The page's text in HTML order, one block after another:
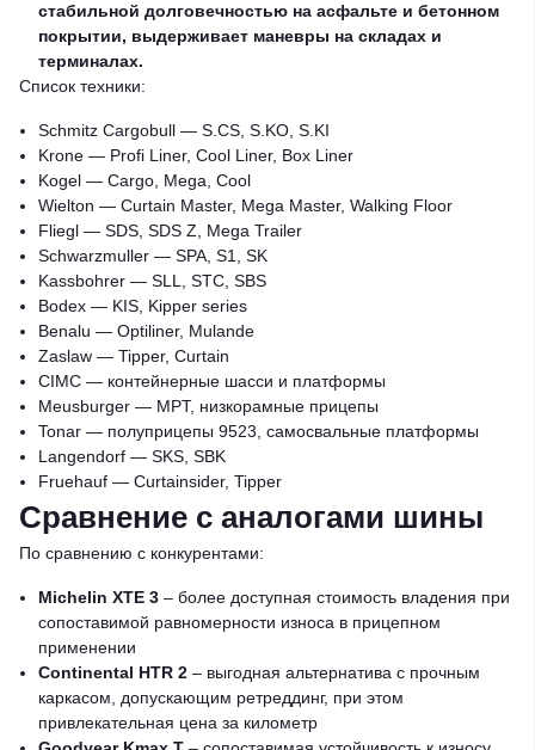
стабильной долговечностью на асфальте и бетонном
покрытии, выдерживает маневры на складах и
терминалах.
Список техники:
Schmitz Cargobull — S.CS, S.KO, S.KI
Krone — Profi Liner, Cool Liner, Box Liner
Kogel — Cargo, Mega, Cool
Wielton — Curtain Master, Mega Master, Walking Floor
Fliegl — SDS, SDS Z, Mega Trailer
Schwarzmuller — SPA, S1, SK
Kassbohrer — SLL, STC, SBS
Bodex — KIS, Kipper series
Benalu — Optiliner, Mulande
Zaslaw — Tipper, Curtain
CIMC — контейнерные шасси и платформы
Meusburger — MPT, низкорамные прицепы
Tonar — полуприцепы 9523, самосвальные платформы
Langendorf — SKS, SBK
Fruehauf — Curtainsider, Tipper
Сравнение с аналогами шины
По сравнению с конкурентами:
Michelin XTE 3 – более доступная стоимость владения при
сопоставимой равномерности износа в прицепном
применении
Continental HTR 2 – выгодная альтернатива с прочным
каркасом, допускающим ретреддинг, при этом
привлекательная цена за километр